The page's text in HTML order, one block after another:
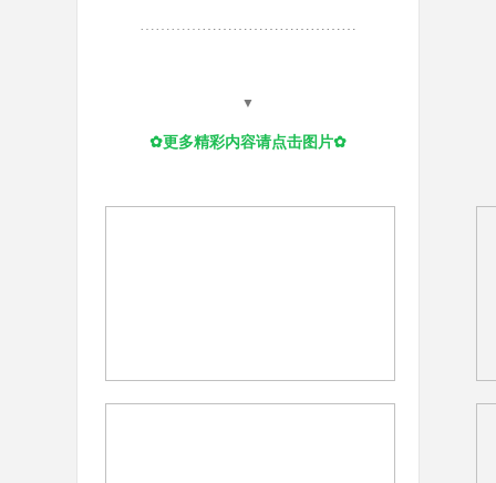
……………………………………
▼
✿更多精彩内容请点击图片✿